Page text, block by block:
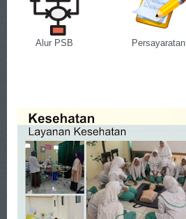
Alur PSB Persayaratan